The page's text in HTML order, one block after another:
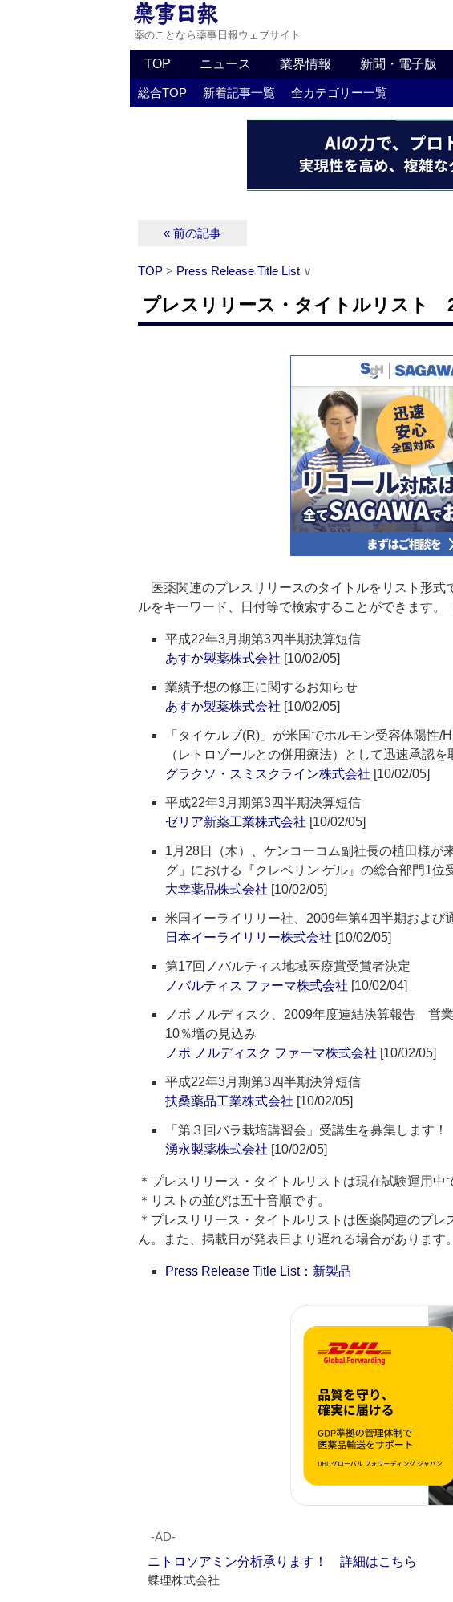
薬のことなら薬事日報ウェブサイト
TOP ニュース 業界情報 新聞・電子版
総合TOP 新着記事一覧 全カテゴリー一覧
« 前の記事
TOP > Press Release Title List ∨
プレスリリース・タイトルリスト
医薬関連のプレスリリースのタイトルをリスト形式
ルをキーワード、日付等で検索することができます。
平成22年3月期第3四半期決算短信
あすか製薬株式会社 [10/02/05]
業績予想の修正に関するお知らせ
あすか製薬株式会社 [10/02/05]
「タイケルブ(R)」が米国でホルモン受容体陽性
（レトロゾールとの併用療法）として迅速承認を
グラクソ・スミスクライン株式会社 [10/02/05]
平成22年3月期第3四半期決算短信
ゼリア新薬工業株式会社 [10/02/05]
1月28日（木）、ケンコーコム副社長の植田様
グ」における『クレベリン ゲル』の総合部門1位
大幸薬品株式会社 [10/02/05]
米国イーライリリー社、2009年第4四半期および
日本イーライリリー株式会社 [10/02/05]
第17回ノバルティス地域医療賞受賞者決定
ノバルティス ファーマ株式会社 [10/02/04]
ノボ ノルディスク、2009年度連結決算報告 営
10％増の見込み
ノボ ノルディスク ファーマ株式会社 [10/02/05]
平成22年3月期第3四半期決算短信
扶桑薬品工業株式会社 [10/02/05]
「第３回バラ栽培講習会」受講生を募集します！
湧永製薬株式会社 [10/02/05]
＊プレスリリース・タイトルリストは現在試験運用中
＊リストの並びは五十音順です。
＊プレスリリース・タイトルリストは医薬関連のプ
ん。また、掲載日が発表日より遅れる場合があります
Press Release Title List：新製品
‐AD‐
ニトロソアミン分析承ります！ 詳細はこちら
蝶理株式会社